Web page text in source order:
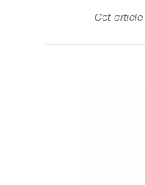
Cet